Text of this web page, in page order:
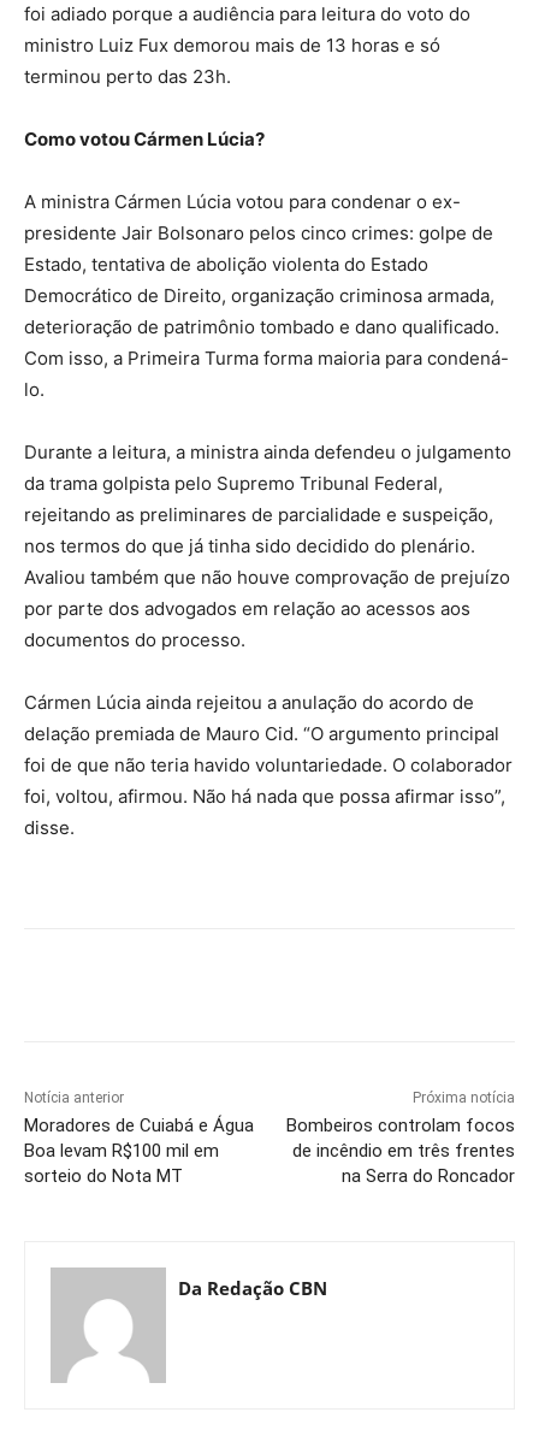
foi adiado porque a audiência para leitura do voto do
ministro Luiz Fux demorou mais de 13 horas e só
terminou perto das 23h.
Como votou Cármen Lúcia?
A ministra Cármen Lúcia votou para condenar o ex-
presidente Jair Bolsonaro pelos cinco crimes: golpe de
Estado, tentativa de abolição violenta do Estado
Democrático de Direito, organização criminosa armada,
deterioração de patrimônio tombado e dano qualificado.
Com isso, a Primeira Turma forma maioria para condená-
lo.
Durante a leitura, a ministra ainda defendeu o julgamento
da trama golpista pelo Supremo Tribunal Federal,
rejeitando as preliminares de parcialidade e suspeição,
nos termos do que já tinha sido decidido do plenário.
Avaliou também que não houve comprovação de prejuízo
por parte dos advogados em relação ao acessos aos
documentos do processo.
Cármen Lúcia ainda rejeitou a anulação do acordo de
delação premiada de Mauro Cid. “O argumento principal
foi de que não teria havido voluntariedade. O colaborador
foi, voltou, afirmou. Não há nada que possa afirmar isso”,
disse.
Notícia anterior
Moradores de Cuiabá e Água
Boa levam R$100 mil em
sorteio do Nota MT
Próxima notícia
Bombeiros controlam focos
de incêndio em três frentes
na Serra do Roncador
Da Redação CBN